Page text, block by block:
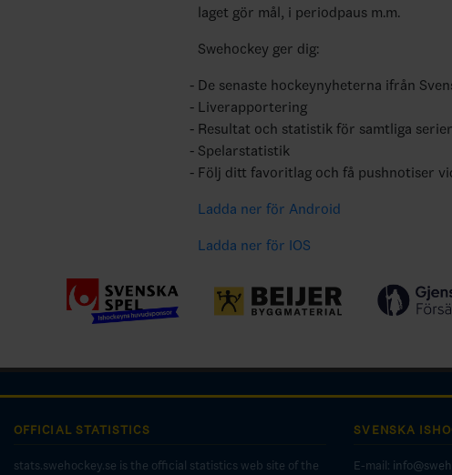
laget gör mål, i periodpaus m.m.
Swehockey ger dig:
De senaste hockeynyheterna ifrån
Liverapportering
Resultat och statistik för samtliga serier
Spelarstatistik
Följ ditt favoritlag och få pushnotiser
Ladda ner för Android
Ladda ner för IOS
OFFICIAL STATISTICS
stats.swehockey.se is the official statistics web site of the
SVENSKA
E-mail: